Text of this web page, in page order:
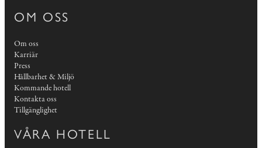
OM OSS
Om oss
Karriär
Press
Hållbarhet & Miljö
Kommande hotell
Kontakta oss
Tillgänglighet
VÅRA HOTELL